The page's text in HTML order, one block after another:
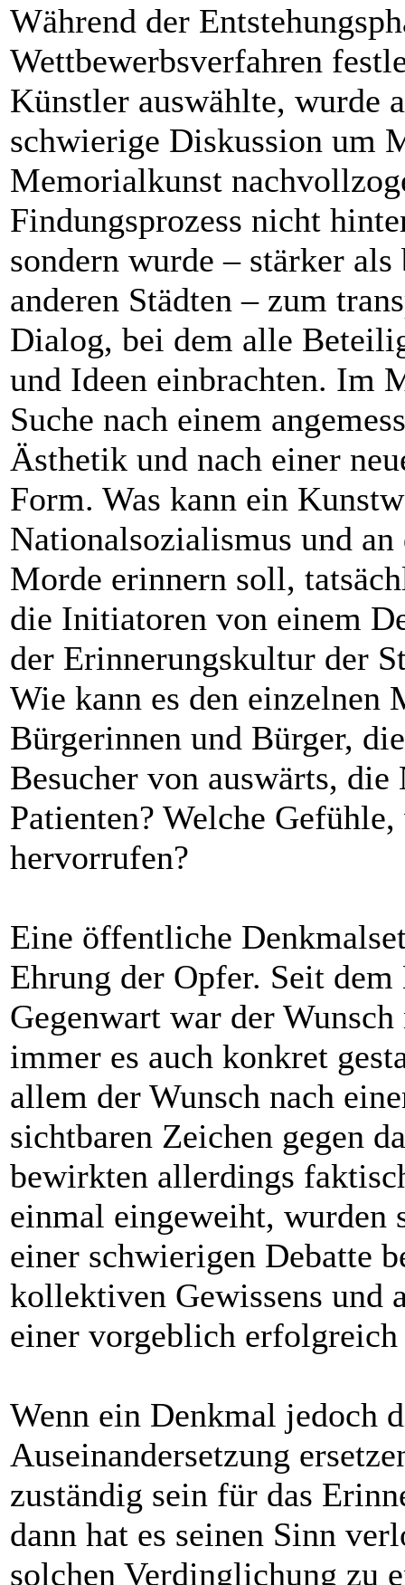
Während der
Wettbewerbsverfahren
Künstler auswählte, wurde
schwierige Diskussion um
Memorialkunst
Findungsprozess nicht
sondern wurde – stärker
anderen Städten – zum
Dialog, bei dem alle
und Ideen einbrachten. Im
Suche nach einem
Ästhetik und nach einer
Form. Was kann ein
Nationalsozialismus und
Morde erinnern soll,
die Initiatoren von einem
der Erinnerungskultur der
Wie kann es den einzelnen
Bürgerinnen und Bürger,
Besucher von auswärts,
Patienten? Welche
hervorrufen?
Eine öffentliche
Ehrung der Opfer. Seit
Gegenwart war der
immer es auch konkret
allem der Wunsch nach
sichtbaren Zeichen gegen
bewirkten allerdings
einmal eingeweiht, wurden
einer schwierigen Debatte
kollektiven Gewissens und
einer vorgeblich
Wenn ein Denkmal jedoch
Auseinandersetzung
zuständig sein für das
dann hat es seinen Sinn
solchen Verdinglichung zu